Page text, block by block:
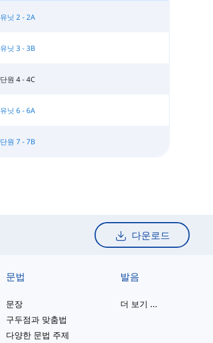
유닛 2 - 2A
유닛 3 - 3B
단원 4 - 4C
유닛 6 - 6A
단원 7 - 7B
다운로드
문법
문장
구두점과 맞춤법
다양한 문법 주제
발음
더 보기 ...